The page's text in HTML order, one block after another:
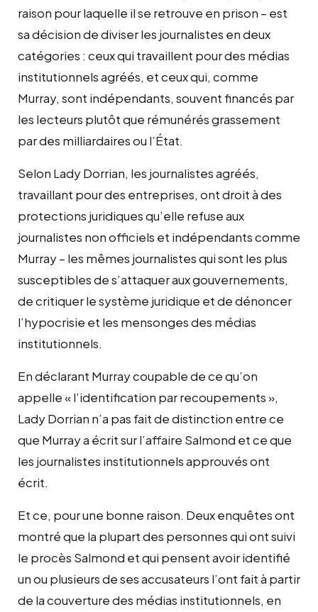
raison pour laquelle il se retrouve en prison – est
sa décision de diviser les journalistes en deux
catégories : ceux qui travaillent pour des médias
institutionnels agréés, et ceux qui, comme
Murray, sont indépendants, souvent financés par
les lecteurs plutôt que rémunérés grassement
par des milliardaires ou l’État.
Selon Lady Dorrian, les journalistes agréés,
travaillant pour des entreprises, ont droit à des
protections juridiques qu’elle refuse aux
journalistes non officiels et indépendants comme
Murray – les mêmes journalistes qui sont les plus
susceptibles de s’attaquer aux gouvernements,
de critiquer le système juridique et de dénoncer
l’hypocrisie et les mensonges des médias
institutionnels.
En déclarant Murray coupable de ce qu’on
appelle « l’identification par recoupements »,
Lady Dorrian n’a pas fait de distinction entre ce
que Murray a écrit sur l’affaire Salmond et ce que
les journalistes institutionnels approuvés ont
écrit.
Et ce, pour une bonne raison. Deux enquêtes ont
montré que la plupart des personnes qui ont suivi
le procès Salmond et qui pensent avoir identifié
un ou plusieurs de ses accusateurs l’ont fait à partir
de la couverture des médias institutionnels, en